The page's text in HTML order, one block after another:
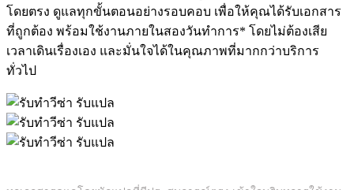
โดยตรง ดูแลทุกขั้นตอนอย่างรอบคอบ เพื่อให้คุณได้รับเอกสาร
ที่ถูกต้อง พร้อมใช้งานภายในสองวันทำการ* โดยไม่ต้องเสีย
เวลาเดินเรื่องเอง และมั่นใจได้ในคุณภาพที่มากกว่าบริการ
ทั่วไป